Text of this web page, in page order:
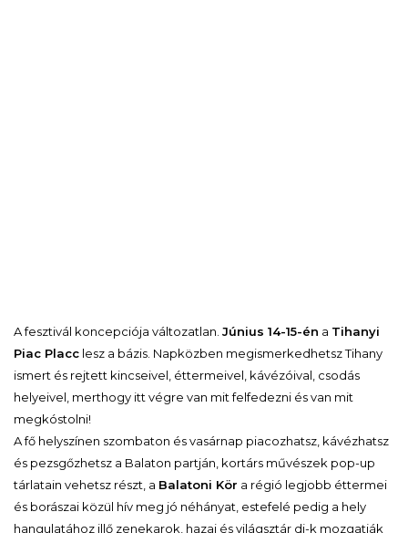
A fesztivál koncepciója változatlan. Június 14-15-én a Tihanyi
Piac Placc lesz a bázis. Napközben megismerkedhetsz Tihany
ismert és rejtett kincseivel, éttermeivel, kávézóival, csodás
helyeivel, merthogy itt végre van mit felfedezni és van mit
megkóstolni!
A fő helyszínen szombaton és vasárnap piacozhatsz, kávézhatsz
és pezsgőzhetsz a Balaton partján, kortárs művészek pop-up
tárlatain vehetsz részt, a Balatoni Kör a régió legjobb éttermei
és borászai közül hív meg jó néhányat, estefelé pedig a hely
hangulatához illő zenekarok, hazai és világsztár dj-k mozgatják